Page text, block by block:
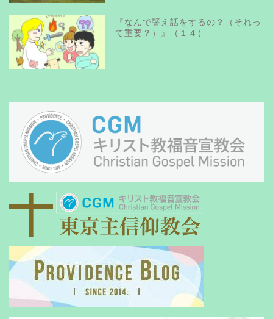
『なんで譬え話をするの？（それっ
て重要？）』（１４）